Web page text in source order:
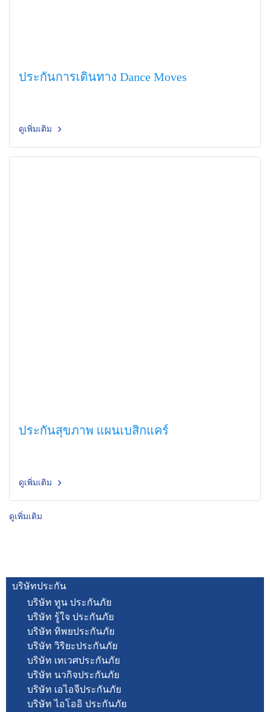
ประกันการเดินทาง Dance Moves
ดูเพิ่มเติม
ประกันสุขภาพ แผนเบสิกแคร์
ดูเพิ่มเติม
ดูเพิ่มเติม
บริษัทประกัน
บริษัท ทูน ประกันภัย
บริษัท รู้ใจ ประกันภัย
บริษัท ทิพยประกันภัย
บริษัท วิริยะประกันภัย
บริษัท เทเวศประกันภัย
บริษัท นวกิจประกันภัย
บริษัท เอไอจีประกันภัย
บริษัท ไอโออิ ประกันภัย